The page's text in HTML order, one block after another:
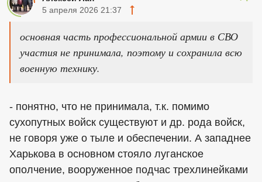
5 апреля 2026 21:37
основная часть профессиональной армии в СВО
участия не принимала, поэтому и сохранила всю
военную технику.
- понятно, что не принимала, т.к. помимо
сухопутных войск существуют и др. рода войск,
не говоря уже о тыле и обеспечении. А западнее
Харькова в основном стояло луганское
ополчение, вооруженное подчас трехлинейками